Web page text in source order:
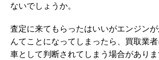
ないでしょうか。
査定に来てもらったはいいがエンジン
んてことになってしまったら、買取業
車として判断されてしまう場合がありま